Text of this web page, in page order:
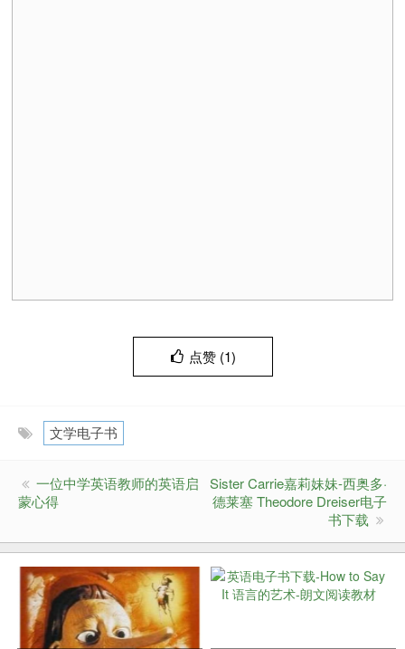
点赞 (1)
文学电子书
一位中学英语教师的英语启
蒙心得
Sister Carrie嘉莉妹妹-西奥多·
德莱塞 Theodore Dreiser电子
书下载